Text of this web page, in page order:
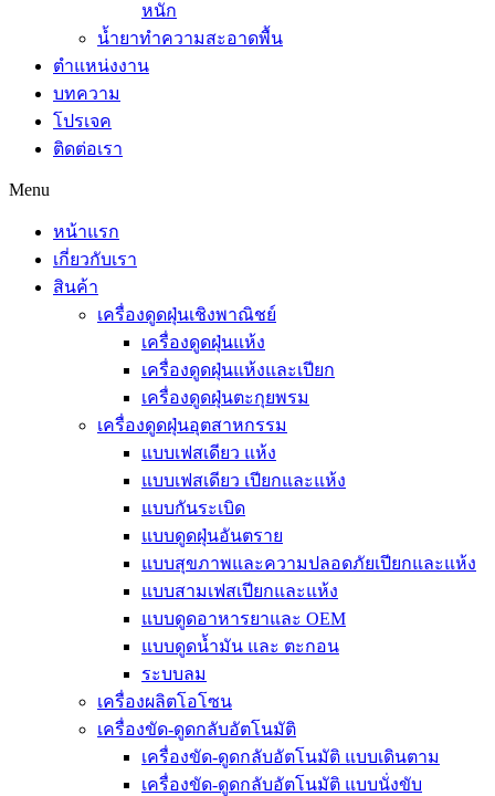
หนัก
น้ำยาทำความสะอาดพื้น
ตำแหน่งงาน
บทความ
โปรเจค
ติดต่อเรา
Menu
หน้าแรก
เกี่ยวกับเรา
สินค้า
เครื่องดูดฝุ่นเชิงพาณิชย์
เครื่องดูดฝุ่นแห้ง
เครื่องดูดฝุ่นแห้งและเปียก
เครื่องดูดฝุ่นตะกุยพรม
เครื่องดูดฝุ่นอุตสาหกรรม
แบบเฟสเดียว แห้ง
แบบเฟสเดียว เปียกและแห้ง
แบบกันระเบิด
แบบดูดฝุ่นอันตราย
แบบสุขภาพและความปลอดภัยเปียกและแห้ง
แบบสามเฟสเปียกและแห้ง
แบบดูดอาหารยาและ OEM
แบบดูดน้ำมัน และ ตะกอน
ระบบลม
เครื่องผลิตโอโซน
เครื่องขัด-ดูดกลับอัตโนมัติ
เครื่องขัด-ดูดกลับอัตโนมัติ แบบเดินตาม
เครื่องขัด-ดูดกลับอัตโนมัติ แบบนั่งขับ